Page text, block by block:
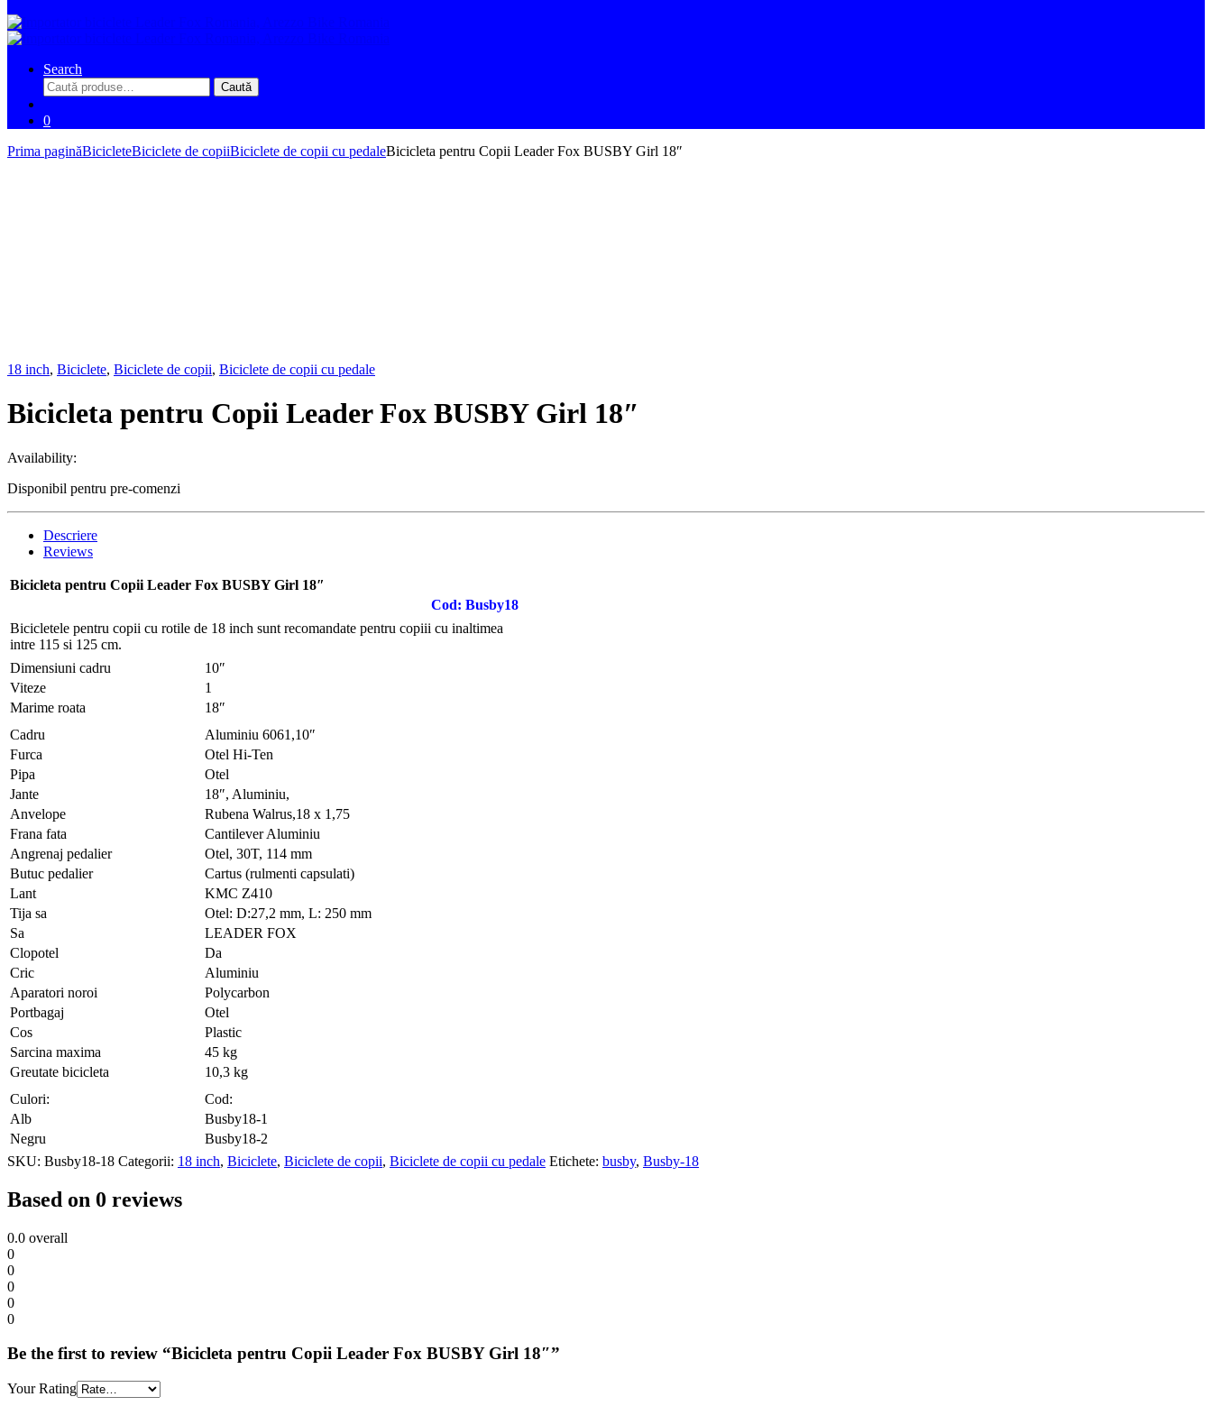
Search
Caută
după:
Caută
0
Prima paginăBicicleteBiciclete de copiiBiciclete de copii cu pedaleBicicleta pentru Copii Leader Fox BUSBY Girl 18″
18 inch, Biciclete, Biciclete de copii, Biciclete de copii cu pedale
Bicicleta pentru Copii Leader Fox BUSBY Girl 18″
Availability:
Disponibil pentru pre-comenzi
Descriere
Reviews
Bicicleta pentru Copii Leader Fox BUSBY Girl 18″
Cod: Busby18
Bicicletele pentru copii cu rotile de 18 inch sunt recomandate pentru copiii cu inaltimea
intre 115 si 125 cm.
Dimensiuni cadru
10″
Viteze
1
Marime roata
18″
Cadru
Aluminiu 6061,10″
Furca
Otel Hi-Ten
Pipa
Otel
Jante
18″, Aluminiu,
Anvelope
Rubena Walrus,18 x 1,75
Frana fata
Cantilever Aluminiu
Angrenaj pedalier
Otel, 30T, 114 mm
Butuc pedalier
Cartus (rulmenti capsulati)
Lant
KMC Z410
Tija sa
Otel: D:27,2 mm, L: 250 mm
Sa
LEADER FOX
Clopotel
Da
Cric
Aluminiu
Aparatori noroi
Polycarbon
Portbagaj
Otel
Cos
Plastic
Sarcina maxima
45 kg
Greutate bicicleta
10,3 kg
Culori:
Cod:
Alb
Busby18-1
Negru
Busby18-2
SKU: Busby18-18 Categorii: 18 inch, Biciclete, Biciclete de copii, Biciclete de copii cu pedale Etichete: busby, Busby-18
Based on 0 reviews
0.0 overall
0
0
0
0
0
Be the first to review “Bicicleta pentru Copii Leader Fox BUSBY Girl 18″”
Your Rating